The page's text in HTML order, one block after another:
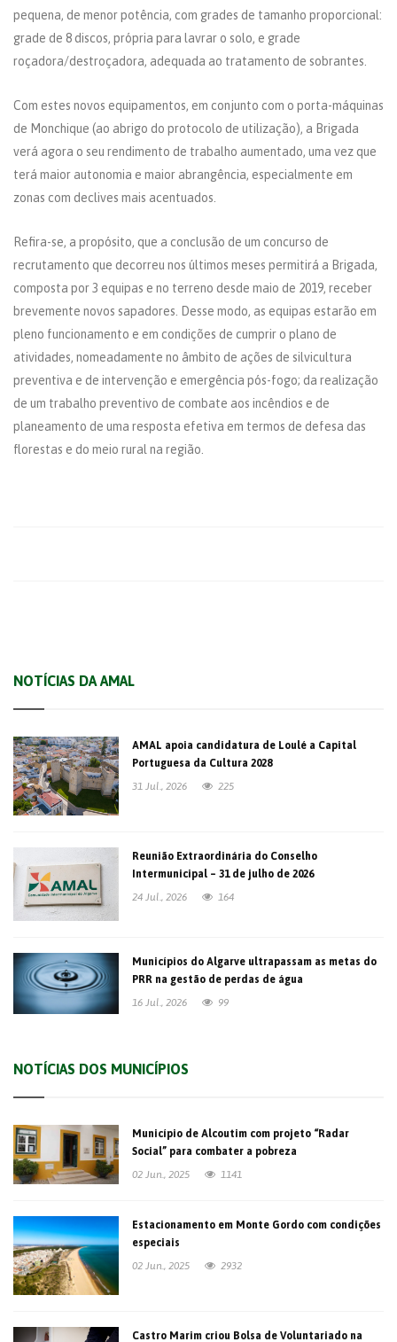
pequena, de menor potência, com grades de tamanho proporcional:
grade de 8 discos, própria para lavrar o solo, e grade
roçadora/destroçadora, adequada ao tratamento de sobrantes.
Com estes novos equipamentos, em conjunto com o porta-máquinas
de Monchique (ao abrigo do protocolo de utilização), a Brigada
verá agora o seu rendimento de trabalho aumentado, uma vez que
terá maior autonomia e maior abrangência, especialmente em
zonas com declives mais acentuados.
Refira-se, a propósito, que a conclusão de um concurso de
recrutamento que decorreu nos últimos meses permitirá a Brigada,
composta por 3 equipas e no terreno desde maio de 2019, receber
brevemente novos sapadores. Desse modo, as equipas estarão em
pleno funcionamento e em condições de cumprir o plano de
atividades, nomeadamente no âmbito de ações de silvicultura
preventiva e de intervenção e emergência pós-fogo; da realização
de um trabalho preventivo de combate aos incêndios e de
planeamento de uma resposta efetiva em termos de defesa das
florestas e do meio rural na região.
NOTÍCIAS DA AMAL
AMAL apoia candidatura de Loulé a Capital
Portuguesa da Cultura 2028
31 Jul., 2026
225
Reunião Extraordinária do Conselho
Intermunicipal – 31 de julho de 2026
24 Jul., 2026
164
Municípios do Algarve ultrapassam as metas do
PRR na gestão de perdas de água
16 Jul., 2026
99
NOTÍCIAS DOS MUNICÍPIOS
Município de Alcoutim com projeto “Radar
Social” para combater a pobreza
02 Jun., 2025
1141
Estacionamento em Monte Gordo com condições
especiais
02 Jun., 2025
2932
Castro Marim criou Bolsa de Voluntariado na